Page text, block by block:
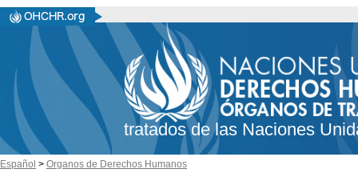
tratados de las Naciones
Español > Organos de Derechos Humanos